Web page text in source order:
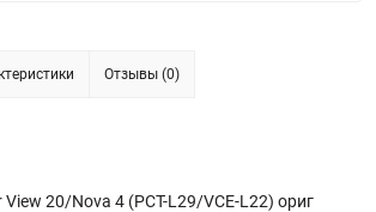
Отзывы (0)
20/Nova 4 (PCT-L29/VCE-L22) ориг